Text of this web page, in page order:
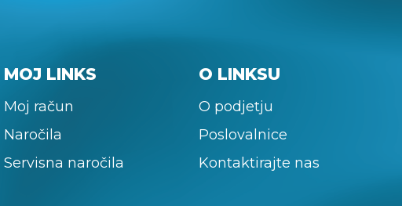
MOJ LINKS
Moj račun
Naročila
Servisna naročila
O LINKSU
O podjetju
Poslovalnice
Kontaktirajte nas